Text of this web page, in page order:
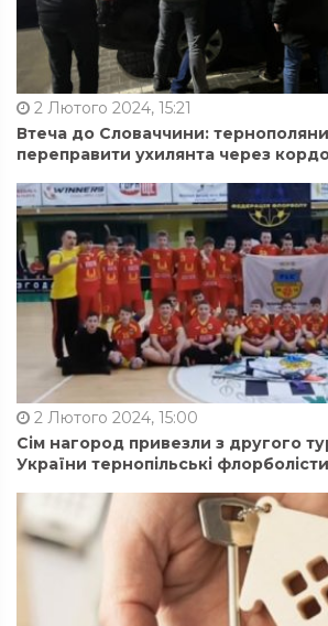
2 Лютого 2024, 15:21
Втеча до Словаччини:
переправити ухилянта через
2 Лютого 2024, 15:00
Сім нагород привезли з другого
України тернопільські флорболісти